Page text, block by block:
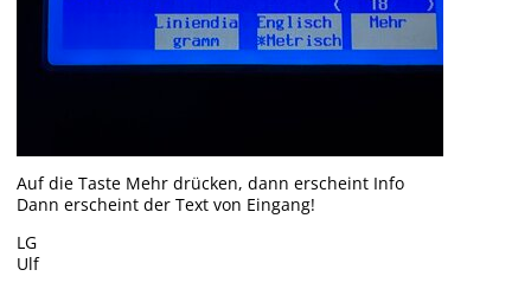
Auf die Taste Mehr drücken, dann erscheint Info
Dann erscheint der Text von Eingang!
LG
Ulf